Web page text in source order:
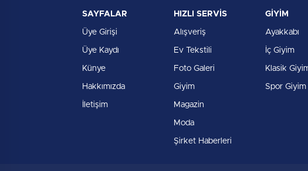
SAYFALAR
Üye Girişi
Üye Kaydı
Künye
Hakkımızda
İletişim
HIZLI SERVİS
Alışveriş
Ev Tekstili
Foto Galeri
Giyim
Magazin
Moda
Şirket Haberleri
GİYİM
Ayakkabı
İç Giyim
Klasik
Spor Giyim